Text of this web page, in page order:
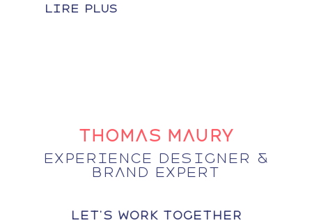
lire plus
Thomas Maury
Experience Designer &
Brand Expert
Let's Work Together